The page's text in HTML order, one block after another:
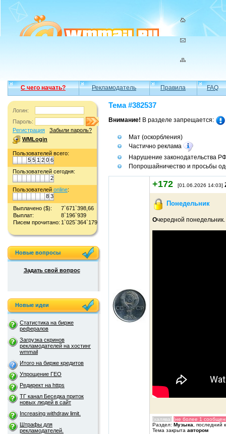
С чего начать? Рекламодатель Правила FAQ
Логин:
Пароль:
Регистрация
Забыли пароль?
WMLogin
Пользователей всего:
5 5 1 2 0 6
Пользователей сегодня:
2
Пользователей online:
8 3
Выплачено ($):
7`671`398,66
Выплат:
8`196`939
Писем прочитано: 1`025`364`179
Новые вопросы
Задать свой вопрос
Новые идеи
Статистика на бирже
рефералов
Загрузка скринов
рекламодателей на хостинг
wmmail
Итого на бирже кредитов
Упрощение ГЕО
Редирект на https
ТГ канал Беседка приток
новых людей в сайт
Increasing withdraw limit.
Штрафы для
рекламодателей.
Тема #382537
Внимание! В разделе запрещается:
Мат (оскорбления)
Частично реклама
Нарушение законодательства РФ
Попрошайничество и просьбы
+172 [01.06.2026 14:03]
Понедельник
Очередной
[халява] [не более 1
Раздел: Музыка ,
Тема закрыта автором